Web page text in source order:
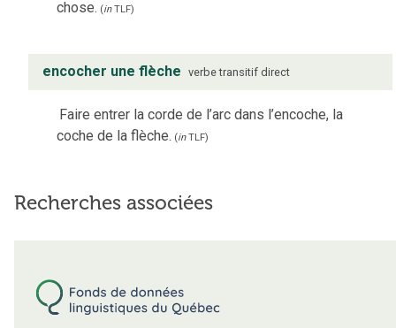
chose. (inTLF)
encocher une flèche verbe transitif direct
Faire entrer la corde de l’arc dans l’encoche, la
coche de la flèche. (inTLF)
Recherches associées